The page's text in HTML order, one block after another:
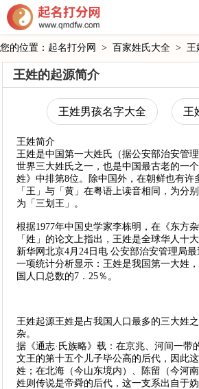
您的位置： 起名打分网 > 百家姓氏大全 > 王
王姓的起源简介
王姓男孩名字大全 王
王姓简介
王姓是中国第一大姓氏（据公安部治安管
世界三大姓氏之一，也是中国最古老的一
姓》中排第8位。除中国外，在朝鲜也有许
「王」与「黄」在粤语上读音相同，为分
为「三划王」。
根据1977年中国史学家李栋明，在《东方
「姓」的论文上指出，王姓是全球华人十大
新华网北京4月24日电 公安部治安管理局
一项统计分析显示：王姓是我国第一大姓
国人口总数的7．25％。
王姓起源王姓是占我国人口最多的三大姓
杂。
据《通志·氏族略》载：在京兆、河间一带
文王的第十五个儿子毕公高的后代，因此
姓；在北海（今山东境内）、陈留（今河
姓则传说是帝舜的后代，这一支系出自于